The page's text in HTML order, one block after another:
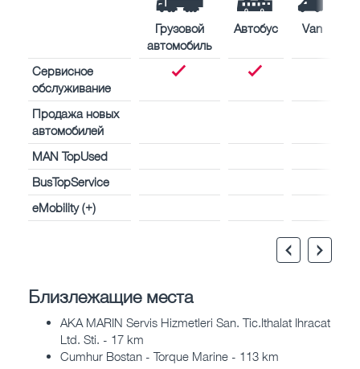
Грузовой
автомобиль
Автобус Van
Сервисное
обслуживание
Продажа новых
автомобилей
MAN TopUsed
BusTopService
eMobility (+)
Близлежащие места
AKA MARIN Servis Hizmetleri San. Tic.Ithalat Ihracat
Ltd. Sti. - 17 km
Cumhur Bostan - Torque Marine - 113 km